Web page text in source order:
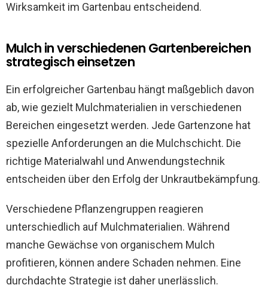
Wirksamkeit im Gartenbau entscheidend.
Mulch in verschiedenen Gartenbereichen
strategisch einsetzen
Ein erfolgreicher Gartenbau hängt maßgeblich davon
ab, wie gezielt Mulchmaterialien in verschiedenen
Bereichen eingesetzt werden. Jede Gartenzone hat
spezielle Anforderungen an die Mulchschicht. Die
richtige Materialwahl und Anwendungstechnik
entscheiden über den Erfolg der Unkrautbekämpfung.
Verschiedene Pflanzengruppen reagieren
unterschiedlich auf Mulchmaterialien. Während
manche Gewächse von organischem Mulch
profitieren, können andere Schaden nehmen. Eine
durchdachte Strategie ist daher unerlässlich.